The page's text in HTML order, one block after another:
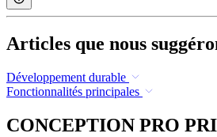
Articles que nous
Développement durable
Fonctionnalités principales
CONCEPTION PRO